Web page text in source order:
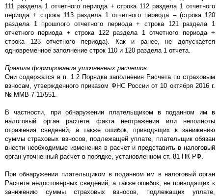
111 раздела 1 отчетного периода + строка 112 раздела 1 отчетного
периода + строка 113 раздела 1 отчетного периода – (строка 120
раздела 1 прошлого отчетного периода + строка 121 раздела 1
отчетного периода + строка 122 раздела 1 отчетного периода +
строка 123 отчетного периода). Как и ранее, не допускается
одновременное заполнение строк 110 и 120 раздела 1 отчета.
Правила формирования уточненных расчетов
Они содержатся в п. 1.2 Порядка заполнения Расчета по страховым
взносам, утвержденного приказом ФНС России от 10 октября 2016 г.
№ ММВ-7-11/551.
В частности, при обнаружении плательщиком в поданном им в
налоговый орган расчете факта неотражения или неполноты
отражения сведений, а также ошибок, приводящих к занижению
суммы страховых взносов, подлежащей уплате, плательщик обязан
внести необходимые изменения в расчет и представить в налоговый
орган уточненный расчет в порядке, установленном ст. 81 НК РФ.
При обнаружении плательщиком в поданном им в налоговый орган
Расчете недостоверных сведений, а также ошибок, не приводящих к
занижению суммы страховых взносов, подлежащих уплате,